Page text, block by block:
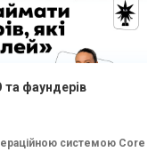
та фаундерів
системою Core